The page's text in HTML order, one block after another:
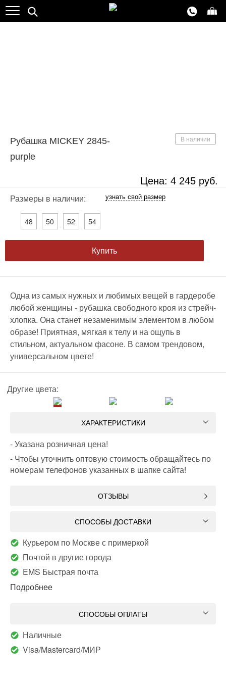
В наличии
Рубашка MICKEY 2845-
purple
Цена: 4 245 руб.
Размеры в наличии:
48 50 52 54
узнать свой размер
Купить
Одна из самых нужных и любимых вещей в гардеробе
любой женщины - рубашка свободного кроя из стрейч-
хлопка. Она станет незаменимым элементом в любом
образе! Приятная, мягкая к телу и на ощупь в
стильном, актуальном фасоне. В самом трендовом,
универсальном цвете!
Другие цвета:
ХАРАКТЕРИСТИКИ
- Указана розничная цена!
- Чтобы уточнить оптовую стоимость обращайтесь по
номерам телефонов указанных в шапке сайта!
ОТЗЫВЫ
СПОСОБЫ ДОСТАВКИ
Курьером по Москве с примеркой
Почтой в другие города
EMS Быстрая почта
Подробнее
СПОСОБЫ ОПЛАТЫ
Наличные
Visa/Mastercard/МИР